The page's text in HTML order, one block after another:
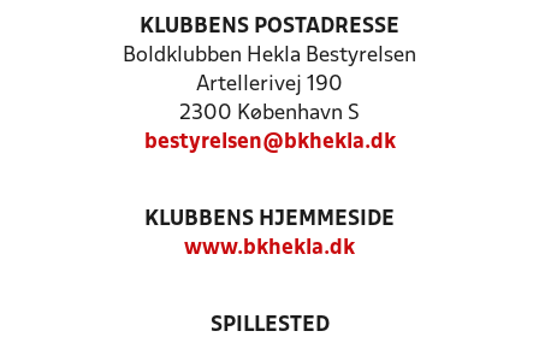
KLUBBENS POSTADRESSE
Boldklubben Hekla Bestyrelsen
Artellerivej 190
2300 København S
bestyrelsen@bkhekla.dk
KLUBBENS HJEMMESIDE
www.bkhekla.dk
SPILLESTED